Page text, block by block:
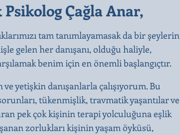
Çağla Anar,
tam tanımlayamasak da bir şeylerin
gelen her danışanı, olduğu haliyle,
benim için en önemli başlangıçtır.​
ve yetişkin danışanlarla çalışıyorum. Bu
tükenmişlik, travmatik yaşantılar ve
pek çok kişinin terapi yolculuğuna eşlik
zorlukları kişinin yaşam öyküsü,